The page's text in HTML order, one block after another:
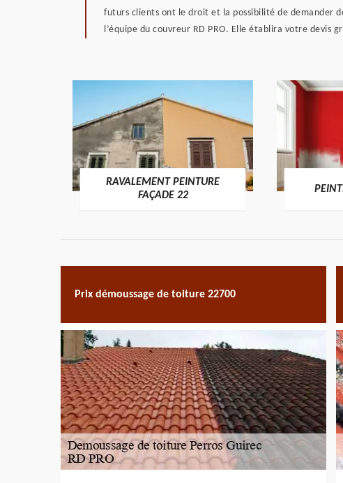
futurs clients ont le droit et la possibilité de demander
l’équipe du couvreur RD PRO. Elle établira votre devis
RAVALEMENT PEINTURE
FAÇADE 22
Prix démoussage de toiture 22700